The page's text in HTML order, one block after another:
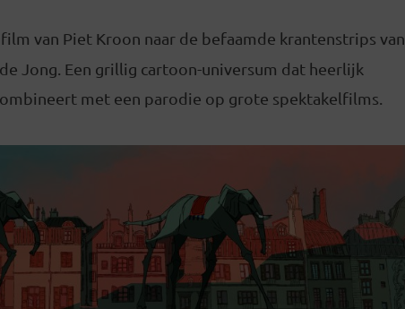
van Piet Kroon naar de befaamde krantenstrips van
Jong. Een grillig cartoon-universum dat heerlijk
met een parodie op grote spektakelfilms.